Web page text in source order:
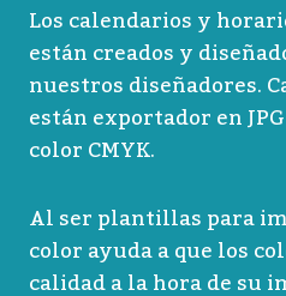
Los calendarios y
están creados y
nuestros diseñadores.
están exportador en
color CMYK.
Al ser plantillas para
color ayuda a que los
calidad a la hora de su